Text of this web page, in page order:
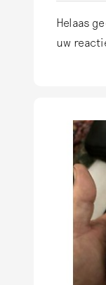
Helaas
uw